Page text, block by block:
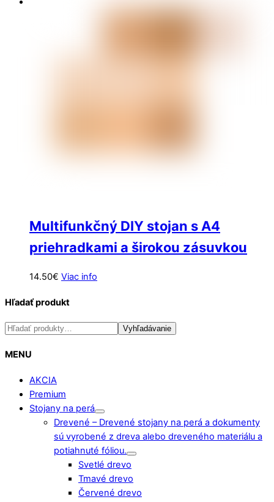
Multifunkčný DIY stojan s A4
priehradkami a širokou zásuvkou
14.50€ Viac info
Hľadať produkt
Hľadať: Vyhľadávanie
MENU
AKCIA
Premium
Stojany na perá
Drevené – Drevené stojany na perá a dokumenty
sú vyrobené z dreva alebo dreveného materiálu a
potiahnuté fóliou.
Svetlé drevo
Tmavé drevo
Červené drevo